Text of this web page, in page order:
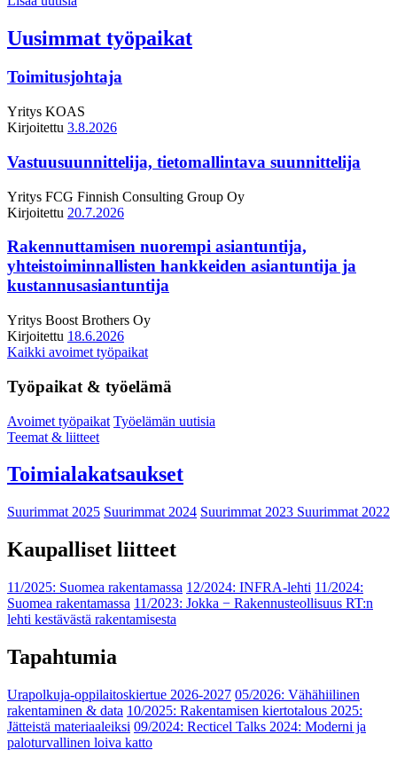
Uusimmat työpaikat
Toimitusjohtaja
Yritys KOAS
Kirjoitettu 3.8.2026
Vastuusuunnittelija, tietomallintava suunnittelija
Yritys FCG Finnish Consulting Group Oy
Kirjoitettu 20.7.2026
Rakennuttamisen nuorempi asiantuntija,
yhteistoiminnallisten hankkeiden asiantuntija ja
kustannusasiantuntija
Yritys Boost Brothers Oy
Kirjoitettu 18.6.2026
Kaikki avoimet työpaikat
Työpaikat & työelämä
Avoimet työpaikat Työelämän uutisia
Teemat & liitteet
Toimialakatsaukset
Suurimmat 2025 Suurimmat 2024 Suurimmat 2023 Suurimmat 2022
Kaupalliset liitteet
11/2025: Suomea rakentamassa 12/2024: INFRA-lehti 11/2024:
Suomea rakentamassa 11/2023: Jokka − Rakennusteollisuus RT:n
lehti kestävästä rakentamisesta
Tapahtumia
Urapolkuja-oppilaitoskiertue 2026-2027 05/2026: Vähähiilinen
rakentaminen & data 10/2025: Rakentamisen kiertotalous 2025:
Jätteistä materiaaleiksi 09/2024: Recticel Talks 2024: Moderni ja
paloturvallinen loiva katto